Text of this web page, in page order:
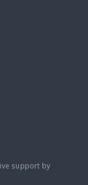
support by